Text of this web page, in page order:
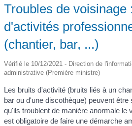
Troubles de voisinage
d'activités
(chantier, bar, ...)
Vérifié le 10/12/2021 - Direction de
administrative (Première ministre)
Les bruits d'activité (bruits liés à un
bar ou d'une discothèque) peuvent être
qu'ils troublent de manière anormale le
est obligatoire de faire une démarche